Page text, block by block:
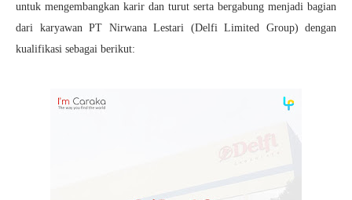
untuk mengembangkan karir dan turut serta bergabung menjadi bagian
dari karyawan PT Nirwana Lestari (Delfi Limited Group) dengan
kualifikasi sebagai berikut: